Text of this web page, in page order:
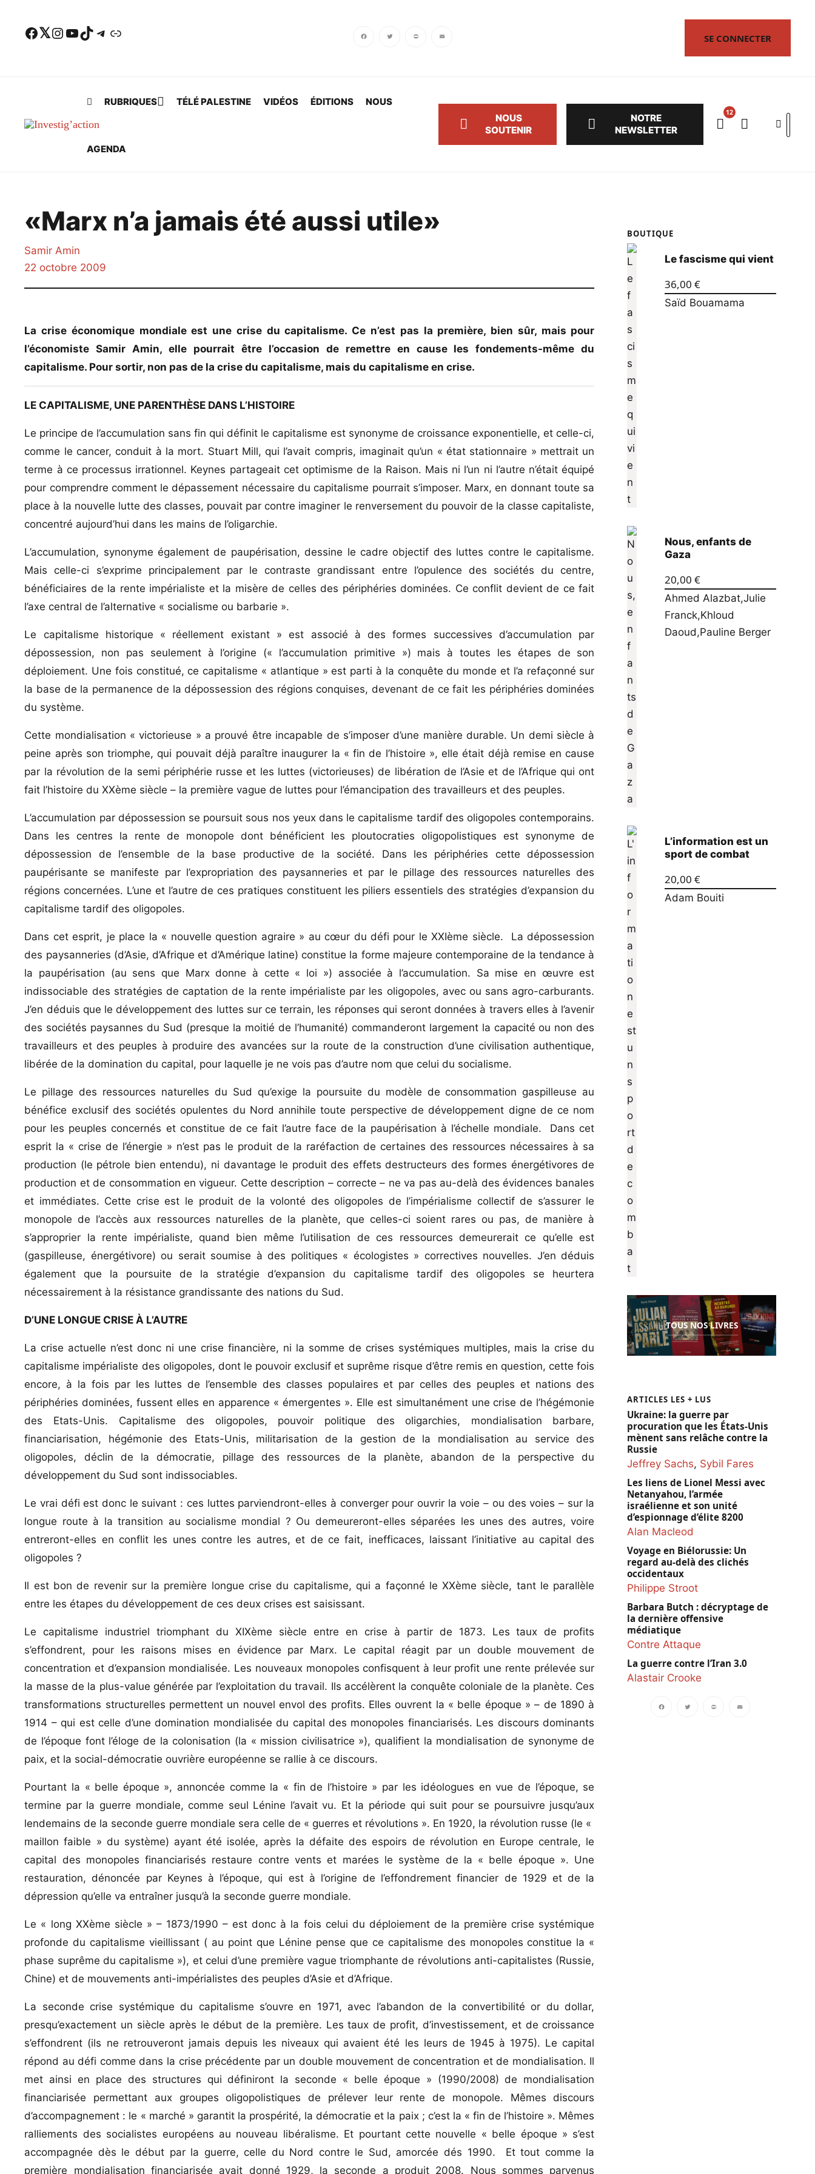
Facebook Twitter InstagramYouTube TikTok Telegram Lien SE CONNECTER
RUBRIQUES TÉLÉ PALESTINE VIDÉOS ÉDITIONS NOUS
AGENDA
NOUS
SOUTENIR
NOTRE
NEWSLETTER
«Marx n’a jamais été aussi utile»
Samir Amin
22 octobre 2009
La crise économique mondiale est une crise du capitalisme. Ce n’est pas la première, bien sûr, mais pour
l’économiste Samir Amin, elle pourrait être l’occasion de remettre en cause les fondements-même du
capitalisme. Pour sortir, non pas de la crise du capitalisme, mais du capitalisme en crise.
LE CAPITALISME, UNE PARENTHÈSE DANS L’HISTOIRE
Le principe de l’accumulation sans fin qui définit le capitalisme est synonyme de croissance exponentielle, et celle-ci,
comme le cancer, conduit à la mort. Stuart Mill, qui l’avait compris, imaginait qu’un « état stationnaire » mettrait un
terme à ce processus irrationnel. Keynes partageait cet optimisme de la Raison. Mais ni l’un ni l’autre n’était équipé
pour comprendre comment le dépassement nécessaire du capitalisme pourrait s’imposer. Marx, en donnant toute sa
place à la nouvelle lutte des classes, pouvait par contre imaginer le renversement du pouvoir de la classe capitaliste,
concentré aujourd’hui dans les mains de l’oligarchie.
L’accumulation, synonyme également de paupérisation, dessine le cadre objectif des luttes contre le capitalisme.
Mais celle-ci s’exprime principalement par le contraste grandissant entre l’opulence des sociétés du centre,
bénéficiaires de la rente impérialiste et la misère de celles des périphéries dominées. Ce conflit devient de ce fait
l’axe central de l’alternative « socialisme ou barbarie ».
Le capitalisme historique « réellement existant » est associé à des formes successives d’accumulation par
dépossession, non pas seulement à l’origine (« l’accumulation primitive ») mais à toutes les étapes de son
déploiement. Une fois constitué, ce capitalisme « atlantique » est parti à la conquête du monde et l’a refaçonné sur
la base de la permanence de la dépossession des régions conquises, devenant de ce fait les périphéries dominées
du système.
Cette mondialisation « victorieuse » a prouvé être incapable de s’imposer d’une manière durable. Un demi siècle à
peine après son triomphe, qui pouvait déjà paraître inaugurer la « fin de l’histoire », elle était déjà remise en cause
par la révolution de la semi périphérie russe et les luttes (victorieuses) de libération de l’Asie et de l’Afrique qui ont
fait l’histoire du XXème siècle – la première vague de luttes pour l’émancipation des travailleurs et des peuples.
L’accumulation par dépossession se poursuit sous nos yeux dans le capitalisme tardif des oligopoles contemporains.
Dans les centres la rente de monopole dont bénéficient les ploutocraties oligopolistiques est synonyme de
dépossession de l’ensemble de la base productive de la société. Dans les périphéries cette dépossession
paupérisante se manifeste par l’expropriation des paysanneries et par le pillage des ressources naturelles des
régions concernées. L’une et l’autre de ces pratiques constituent les piliers essentiels des stratégies d’expansion du
capitalisme tardif des oligopoles.
Dans cet esprit, je place la « nouvelle question agraire » au cœur du défi pour le XXIème siècle. La dépossession
des paysanneries (d’Asie, d’Afrique et d’Amérique latine) constitue la forme majeure contemporaine de la tendance à
la paupérisation (au sens que Marx donne à cette « loi ») associée à l’accumulation. Sa mise en œuvre est
indissociable des stratégies de captation de la rente impérialiste par les oligopoles, avec ou sans agro-carburants.
J’en déduis que le développement des luttes sur ce terrain, les réponses qui seront données à travers elles à l’avenir
des sociétés paysannes du Sud (presque la moitié de l’humanité) commanderont largement la capacité ou non des
travailleurs et des peuples à produire des avancées sur la route de la construction d’une civilisation authentique,
libérée de la domination du capital, pour laquelle je ne vois pas d’autre nom que celui du socialisme.
Le pillage des ressources naturelles du Sud qu’exige la poursuite du modèle de consommation gaspilleuse au
bénéfice exclusif des sociétés opulentes du Nord annihile toute perspective de développement digne de ce nom
pour les peuples concernés et constitue de ce fait l’autre face de la paupérisation à l’échelle mondiale. Dans cet
esprit la « crise de l’énergie » n’est pas le produit de la raréfaction de certaines des ressources nécessaires à sa
production (le pétrole bien entendu), ni davantage le produit des effets destructeurs des formes énergétivores de
production et de consommation en vigueur. Cette description – correcte – ne va pas au-delà des évidences banales
et immédiates. Cette crise est le produit de la volonté des oligopoles de l’impérialisme collectif de s’assurer le
monopole de l’accès aux ressources naturelles de la planète, que celles-ci soient rares ou pas, de manière à
s’approprier la rente impérialiste, quand bien même l’utilisation de ces ressources demeurerait ce qu’elle est
(gaspilleuse, énergétivore) ou serait soumise à des politiques « écologistes » correctives nouvelles. J’en déduis
également que la poursuite de la stratégie d’expansion du capitalisme tardif des oligopoles se heurtera
nécessairement à la résistance grandissante des nations du Sud.
D’UNE LONGUE CRISE À L’AUTRE
La crise actuelle n’est donc ni une crise financière, ni la somme de crises systémiques multiples, mais la crise du
capitalisme impérialiste des oligopoles, dont le pouvoir exclusif et suprême risque d’être remis en question, cette fois
encore, à la fois par les luttes de l’ensemble des classes populaires et par celles des peuples et nations des
périphéries dominées, fussent elles en apparence « émergentes ». Elle est simultanément une crise de l’hégémonie
des Etats-Unis. Capitalisme des oligopoles, pouvoir politique des oligarchies, mondialisation barbare,
financiarisation, hégémonie des Etats-Unis, militarisation de la gestion de la mondialisation au service des
oligopoles, déclin de la démocratie, pillage des ressources de la planète, abandon de la perspective du
développement du Sud sont indissociables.
Le vrai défi est donc le suivant : ces luttes parviendront-elles à converger pour ouvrir la voie – ou des voies – sur la
longue route à la transition au socialisme mondial ? Ou demeureront-elles séparées les unes des autres, voire
entreront-elles en conflit les unes contre les autres, et de ce fait, inefficaces, laissant l’initiative au capital des
oligopoles ?
Il est bon de revenir sur la première longue crise du capitalisme, qui a façonné le XXème siècle, tant le parallèle
entre les étapes du développement de ces deux crises est saisissant.
Le capitalisme industriel triomphant du XIXème siècle entre en crise à partir de 1873. Les taux de profits
s’effondrent, pour les raisons mises en évidence par Marx. Le capital réagit par un double mouvement de
concentration et d’expansion mondialisée. Les nouveaux monopoles confisquent à leur profit une rente prélevée sur
la masse de la plus-value générée par l’exploitation du travail. Ils accélèrent la conquête coloniale de la planète. Ces
transformations structurelles permettent un nouvel envol des profits. Elles ouvrent la « belle époque » – de 1890 à
1914 – qui est celle d’une domination mondialisée du capital des monopoles financiarisés. Les discours dominants
de l’époque font l’éloge de la colonisation (la « mission civilisatrice »), qualifient la mondialisation de synonyme de
paix, et la social-démocratie ouvrière européenne se rallie à ce discours.
Pourtant la « belle époque », annoncée comme la « fin de l’histoire » par les idéologues en vue de l’époque, se
termine par la guerre mondiale, comme seul Lénine l’avait vu. Et la période qui suit pour se poursuivre jusqu’aux
lendemains de la seconde guerre mondiale sera celle de « guerres et révolutions ». En 1920, la révolution russe (le «
maillon faible » du système) ayant été isolée, après la défaite des espoirs de révolution en Europe centrale, le
capital des monopoles financiarisés restaure contre vents et marées le système de la « belle époque ». Une
restauration, dénoncée par Keynes à l’époque, qui est à l’origine de l’effondrement financier de 1929 et de la
dépression qu’elle va entraîner jusqu’à la seconde guerre mondiale.
Le « long XXème siècle » – 1873/1990 – est donc à la fois celui du déploiement de la première crise systémique
profonde du capitalisme vieillissant ( au point que Lénine pense que ce capitalisme des monopoles constitue la «
phase suprême du capitalisme »), et celui d’une première vague triomphante de révolutions anti-capitalistes (Russie,
Chine) et de mouvements anti-impérialistes des peuples d’Asie et d’Afrique.
La seconde crise systémique du capitalisme s’ouvre en 1971, avec l’abandon de la convertibilité or du dollar,
presqu’exactement un siècle après le début de la première. Les taux de profit, d’investissement, et de croissance
s’effondrent (ils ne retrouveront jamais depuis les niveaux qui avaient été les leurs de 1945 à 1975). Le capital
répond au défi comme dans la crise précédente par un double mouvement de concentration et de mondialisation. Il
met ainsi en place des structures qui définiront la seconde « belle époque » (1990/2008) de mondialisation
financiarisée permettant aux groupes oligopolistiques de prélever leur rente de monopole. Mêmes discours
d’accompagnement : le « marché » garantit la prospérité, la démocratie et la paix ; c’est la « fin de l’histoire ». Mêmes
ralliements des socialistes européens au nouveau libéralisme. Et pourtant cette nouvelle « belle époque » s’est
accompagnée dès le début par la guerre, celle du Nord contre le Sud, amorcée dés 1990. Et tout comme la
première mondialisation financiarisée avait donné 1929, la seconde a produit 2008. Nous sommes parvenus
BOUTIQUE
Le fascisme qui vient
36,00 €
Saïd Bouamama
Nous, enfants de
Gaza
20,00 €
Ahmed Alazbat,Julie
Franck,Khloud
Daoud,Pauline Berger
L’information est un
sport de combat
20,00 €
Adam Bouiti
TOUS NOS LIVRES
ARTICLES LES + LUS
Ukraine: la guerre par
procuration que les États-Unis
mènent sans relâche contre la
Russie
Jeffrey Sachs, Sybil Fares
Les liens de Lionel Messi avec
Netanyahou, l’armée
israélienne et son unité
d’espionnage d’élite 8200
Alan Macleod
Voyage en Biélorussie: Un
regard au-delà des clichés
occidentaux
Philippe Stroot
Barbara Butch : décryptage de
la dernière offensive
médiatique
Contre Attaque
La guerre contre l’Iran 3.0
Alastair Crooke